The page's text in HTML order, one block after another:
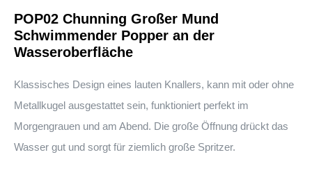
POP02 Chunning Großer Mund
Schwimmender Popper an der
Wasseroberfläche
Klassisches Design eines lauten Knallers, kann mit oder ohne
Metallkugel ausgestattet sein, funktioniert perfekt im
Morgengrauen und am Abend. Die große Öffnung drückt das
Wasser gut und sorgt für ziemlich große Spritzer.